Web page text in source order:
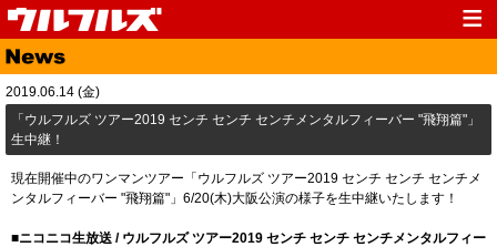
Top
Media Live
Profile
Fanclub Goods
Contact Link
2019.06.14 (金)
「ウルフルズ ツアー2019 センチ センチ センチメンタルフィーバー "飛翔篇"」
生中継！
現在開催中のワンマンツアー「ウルフルズ ツアー2019 センチ センチ センチメ
ンタルフィーバー "飛翔篇"」6/20(木)大阪公演の様子を生中継いたします！
■ニコニコ生放送 / ウルフルズ ツアー2019 センチ センチ センチメンタルフィー